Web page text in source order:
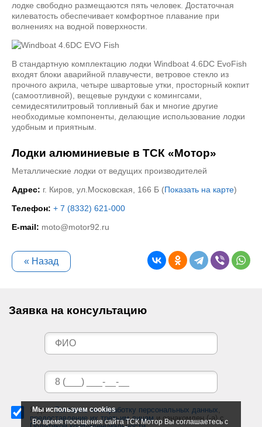
Мы используем cookies
Во время посещения сайта ТСК Мотор Вы соглашаетесь с
лодке свободно размещаются пять человек. Достаточная
килеватость обеспечивает комфортное плавание при
волнениях на водной поверхности.
В стандартную комплектацию лодки Windboat 4.6DC EvoFish
входят блоки аварийной плавучести, ветровое стекло из
прочного акрила, четыре швартовые утки, просторный кокпит
(самоотливной), вещевые рундуки с комингсами,
семидесятилитровый топливный бак и многие другие
необходимые компоненты, делающие использование лодки
удобным и приятным.
Лодки алюминиевые в ТСК «Мотор»
Металлические лодки от ведущих производителей
Адрес: г. Киров, ул.Московская, 166 Б (Показать на карте)
Телефон: + 7 (8332) 621-000
E-mail: moto@motor92.ru
« Назад
Заявка на консультацию
Я даюСогласие на обработку персональных данных,
предоставление их третьим лицами ознакомлен (-а) c